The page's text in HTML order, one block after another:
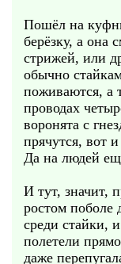
Пошёл на
берёзку, а она
стрижей, или
обычно
поживаются, а
проводах
воронята с
прячутся, вот
Да на людей
И тут, значит,
ростом поболе
среди стайки,
полетели
даже